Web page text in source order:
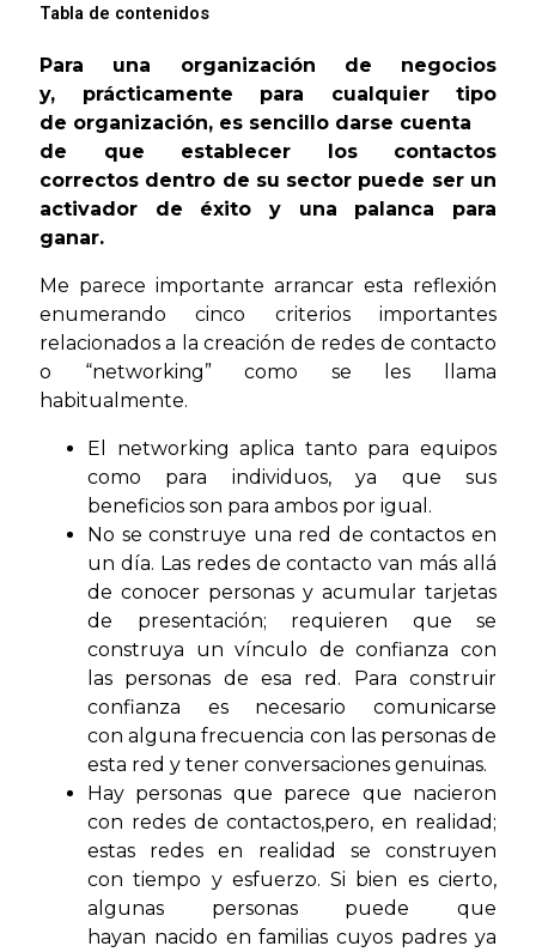
Tabla de contenidos
Para una organización de negocios
y, prácticamente para cualquier tipo
de organización, es sencillo darse cuenta
de que establecer los contactos
correctos dentro de su sector puede ser un
activador de éxito y una palanca para
ganar.
Me parece importante arrancar esta reflexión
enumerando cinco criterios importantes
relacionados a la creación de redes de contacto
o “networking” como se les llama
habitualmente.
El networking aplica tanto para equipos
como para individuos, ya que sus
beneficios son para ambos por igual.
No se construye una red de contactos en
un día. Las redes de contacto van más allá
de conocer personas y acumular tarjetas
de presentación; requieren que se
construya un vínculo de confianza con
las personas de esa red. Para construir
confianza es necesario comunicarse
con alguna frecuencia con las personas de
esta red y tener conversaciones genuinas.
Hay personas que parece que nacieron
con redes de contactos,pero, en realidad;
estas redes en realidad se construyen
con tiempo y esfuerzo. Si bien es cierto,
algunas personas puede que
hayan nacido en familias cuyos padres ya